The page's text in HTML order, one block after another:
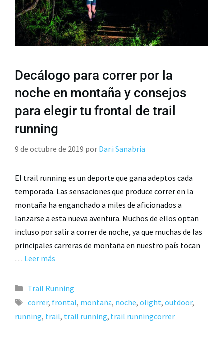
Decálogo para correr por la
noche en montaña y consejos
para elegir tu frontal de trail
running
9 de octubre de 2019 por Dani Sanabria
El trail running es un deporte que gana adeptos cada
temporada. Las sensaciones que produce correr en la
montaña ha enganchado a miles de aficionados a
lanzarse a esta nueva aventura. Muchos de ellos optan
incluso por salir a correr de noche, ya que muchas de las
principales carreras de montaña en nuestro país tocan
… Leer más
Trail Running
correr, frontal, montaña, noche, olight, outdoor,
running, trail, trail running, trail runningcorrer